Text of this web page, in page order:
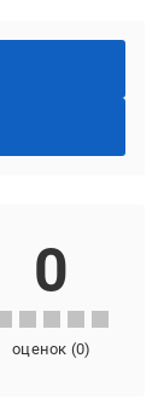
0
оценок (0)